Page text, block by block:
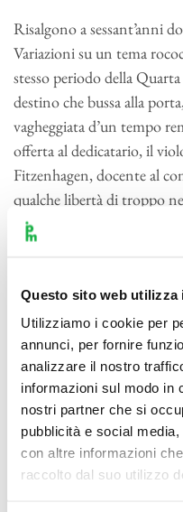
Questo sito web utilizza
Utilizziamo i cookie per
annunci, per fornire
analizzare il nostro
informazioni sul modo in
nostri partner che si
pubblicità e social
con altre informazioni
raccolto dal suo utilizzo
Risalgono a sessant’anni
Variazioni su un tema
stesso periodo della
destino che bussa alla
vagheggiata d’un tempo
offerta al dedicatario, il
Fitzenhagen, docente al
qualche libertà di troppo
queste variazioni con
vedere in vita pubblicate
luminosa di La maggiore
Schubert, l’orchestra nel
impiegata con parsimonia
piena luce il solista, che
tutto differenziati sul
stilistico risale a monte
sporgersi
perfezione compiuta